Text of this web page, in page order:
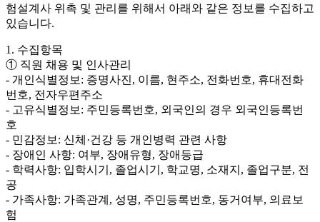
험설계사 위촉 및 관리를 위해서 아래와 같은 정보를 수집하고
있습니다.
1. 수집항목
① 직원 채용 및 인사관리
- 개인식별정보: 증명사진, 이름, 현주소, 전화번호, 휴대전화
번호, 전자우편주소
- 고유식별정보: 주민등록번호, 외국인의 경우 외국인등록번
호
- 민감정보: 신체·건강 등 개인병력 관련 사항
- 장애인 사항: 여부, 장애유형, 장애등급
- 학력사항: 입학시기, 졸업시기, 학교명, 소재지, 졸업구분, 전
공
- 가족사항: 가족관계, 성명, 주민등록번호, 동거여부, 의료보
험